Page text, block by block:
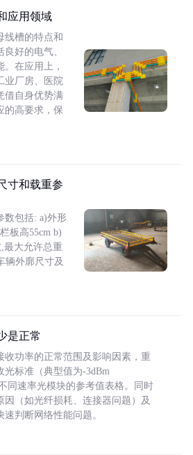
应用领域
线槽的特点和
好的电气、
在应用上，
业厂房、医院
借自身优势满
的高要求，保
寸和载重参
数包括: a)外形
板高55cm b)
最大允许总重
辆外廓尺寸及
是正常
收功率的正常范围及影响因素，重
光标准（典型值为-3dBm
同速率光模块的参考值表格。同时
因（如光纤损耗、连接器问题）及
判断网络性能问题。